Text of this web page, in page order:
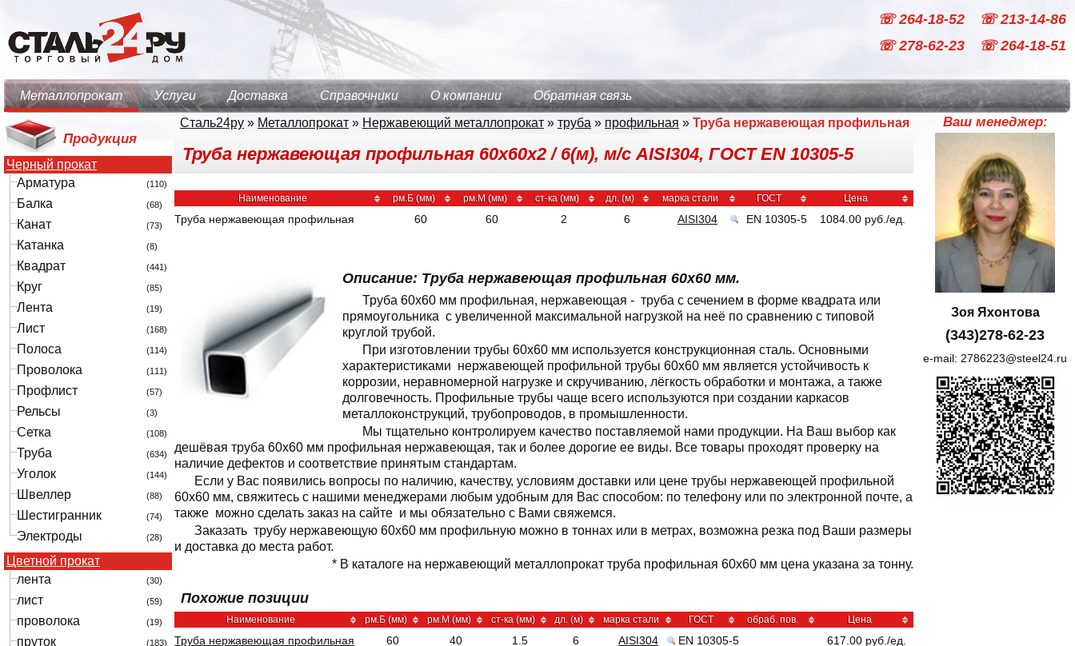
☏ 264-18-52
☏ 213-14-86
☏ 278-62-23
☏ 264-18-51
Металлопрокат Услуги Доставка Справочники О компании Обратная связь
Продукция
Черный прокат
Арматура
(110)
Балка (68)
Канат (73)
Катанка (8)
Квадрат (441)
Круг (85)
Лента (19)
Лист (168)
Полоса (114)
Проволока (111)
Профлист (57)
Рельсы (3)
Сетка (108)
Труба (634)
Уголок (144)
Швеллер (88)
Шестигранник (74)
Электроды (28)
Цветной прокат
лента
(30)
лист (59)
проволока (19)
пруток (183)
Сталь24ру » Металлопрокат » Нержавеющий металлопрокат » труба » профильная » Труба нержавеющая профильная
Труба нержавеющая профильная 60х60х2 / 6(м), м/с AISI304, ГОСТ EN 10305-5
Наименование рм.Б (мм) рм.М (мм) ст-ка (мм) дл. (м) марка стали ГОСТ Цена
Труба нержавеющая профильная 60 60 2 6 AISI304 EN 10305-5 1084.00 руб ./ед.
Описание: Труба нержавеющая профильная 60x60 мм.
Труба 60x60 мм профильная, нержавеющая - труба с сечением в форме квадрата или
прямоугольника с увеличенной максимальной нагрузкой на неё по сравнению с типовой
круглой трубой.
При изготовлении трубы 60x60 мм используется конструкционная сталь. Основными
характеристиками нержавеющей профильной трубы 60x60 мм является устойчивость к
коррозии, неравномерной нагрузке и скручиванию, лёгкость обработки и монтажа, а также
долговечность. Профильные трубы чаще всего используются при создании каркасов
металлоконструкций, трубопроводов, в промышленности.
Мы тщательно контролируем качество поставляемой нами продукции. На Ваш выбор как
дешёвая труба 60x60 мм профильная нержавеющая, так и более дорогие ее виды. Все товары проходят проверку на
наличие дефектов и соответствие принятым стандартам.
Если у Вас появились вопросы по наличию, качеству, условиям доставки или цене трубы нержавеющей профильной
60x60 мм, свяжитесь с нашими менеджерами любым удобным для Вас способом: по телефону или по электронной почте, а
также можно сделать заказ на сайте и мы обязательно с Вами свяжемся.
Заказать трубу нержавеющую 60x60 мм профильную можно в тоннах или в метрах, возможна резка под Ваши размеры
и доставка до места работ.
* В каталоге на нержавеющий металлопрокат труба профильная 60x60 мм цена указана за тонну.
Похожие позиции
Наименование рм.Б (мм) рм.М (мм) ст-ка (мм) дл. (м) марка стали ГОСТ обраб. пов. Цена
Труба нержавеющая профильная 60 40 1.5 6 AISI304 EN 10305-5
617.00 руб./ед.
Ваш менеджер:
Зоя Яхонтова
(343)278-62-23
e-mail: 2786223@steel24.ru